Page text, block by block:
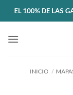
EL 100% DE LAS
INICIO /